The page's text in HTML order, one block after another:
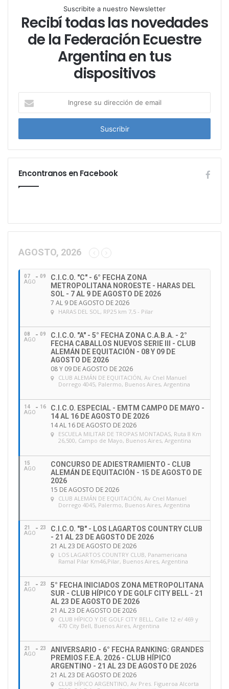
Suscribite a nuestro Newsletter
Recibí todas las novedades
de la Federación Ecuestre
Argentina en tus
dispositivos
g
e
s
s
e
c
ó
Encontranos en Facebook
AGOSTO, 2026
07
AGO
09
C.I.C.O. "C" - 6° FECHA ZONA
METROPOLITANA NOROESTE - HARAS DEL
SOL - 7 AL 9 DE AGOSTO DE 2026
7 AL 9 DE AGOSTO DE 2026
HARAS DEL SOL, RP25 km 7,5 - Pilar
08
AGO
09
C.I.C.O. "A" - 5° FECHA ZONA C.A.B.A. - 2°
FECHA CABALLOS NUEVOS SERIE III - CLUB
ALEMÁN DE EQUITACIÓN - 08 Y 09 DE
AGOSTO DE 2026
08 Y 09 DE AGOSTO DE 2026
CLUB ALEMÁN DE EQUITACIÓN, Av Cnel Manuel
Dorrego 4045, Palermo, Buenos Aires, Argentina
14
AGO
16
C.I.C.O. ESPECIAL - EMTM CAMPO DE MAYO -
14 AL 16 DE AGOSTO DE 2026
14 AL 16 DE AGOSTO DE 2026
ESCUELA MILITAR DE TROPAS MONTADAS, Ruta 8 Km
26,500, Campo de Mayo, Buenos Aires, Argentina
15
AGO
CONCURSO DE ADIESTRAMIENTO - CLUB
ALEMÁN DE EQUITACIÓN - 15 DE AGOSTO DE
2026
15 DE AGOSTO DE 2026
CLUB ALEMÁN DE EQUITACIÓN, Av Cnel Manuel
Dorrego 4045, Palermo, Buenos Aires, Argentina
21
AGO
23
C.I.C.O. "B" - LOS LAGARTOS COUNTRY CLUB
- 21 AL 23 DE AGOSTO DE 2026
21 AL 23 DE AGOSTO DE 2026
LOS LAGARTOS COUNTRY CLUB, Panamericana
Ramal Pilar Km46,Pilar, Buenos Aires, Argentina
21
AGO
23
5° FECHA INICIADOS ZONA METROPOLITANA
SUR - CLUB HÍPICO Y DE GOLF CITY BELL - 21
AL 23 DE AGOSTO DE 2026
21 AL 23 DE AGOSTO DE 2026
CLUB HÍPICO Y DE GOLF CITY BELL, Calle 12 e/ 469 y
470 City Bell, Buenos Aires, Argentina
21
AGO
23
ANIVERSARIO - 6° FECHA RANKING: GRANDES
PREMIOS F.E.A. 2026 - CLUB HÍPICO
ARGENTINO - 21 AL 23 DE AGOSTO DE 2026
21 AL 23 DE AGOSTO DE 2026
CLUB HÍPICO ARGENTINO, Av Pres. Figueroa Alcorta